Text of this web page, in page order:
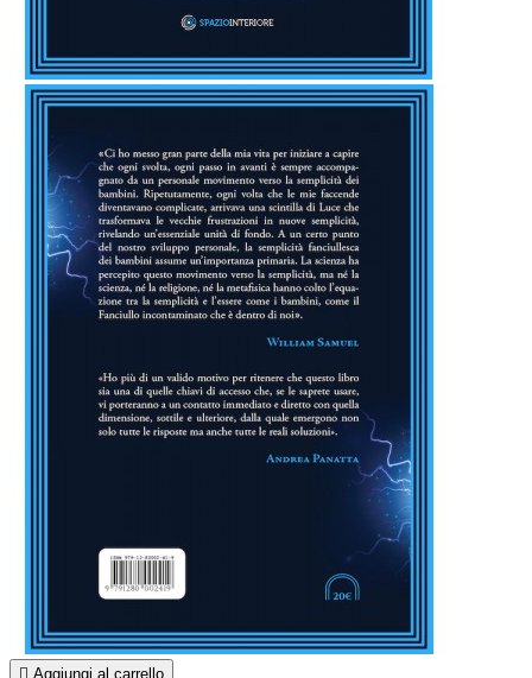
 Aggiungi al carrello